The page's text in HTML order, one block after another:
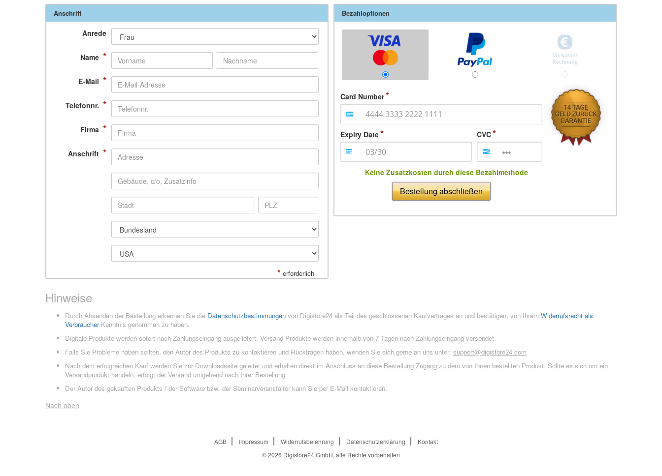
Anschrift
Anrede
Name *
E-Mail *
Telefonnr. *
Firma *
Anschrift *
* erforderlich
Bezahloptionen
Card Number
Expiry Date CVC
Keine Zusatzkosten durch diese Bezahlmethode
Bestellung abschließen
Hinweise
Durch Absenden der Bestellung erkennen Sie die Datenschutzbestimmungen von Digistore24 als Teil des geschlossenen Kaufvertrages an und bestätigen, von Ihrem Widerrufsrecht als
VerbraucherKenntnis genommen zu haben.
Digitale Produkte werden sofort nach Zahlungseingang ausgeliefert. Versand-Produkte werden innerhalb von 7 Tagen nach Zahlungseingang versendet.
Falls Sie Probleme haben sollten, den Autor des Produkts zu kontaktieren und Rückfragen haben, wenden Sie sich gerne an uns unter: support@digistore24.com
Nach dem erfolgreichen Kauf werden Sie zur Downloadseite geleitet und erhalten direkt im Anschluss an diese Bestellung Zugang zu dem von Ihnen bestellten Produkt. Sollte es sich um ein
Versandprodukt handeln, erfolgt der Versand umgehend nach Ihrer Bestellung.
Der Autor des gekauften Produkts / der Software bzw. der Seminarveranstalter kann Sie per E-Mail kontaktieren.
Nach oben
AGB Impressum Widerrufsbelehrung Datenschutzerklärung
Kontakt
© 2026 Digistore24 GmbH, alle Rechte vorbehalten